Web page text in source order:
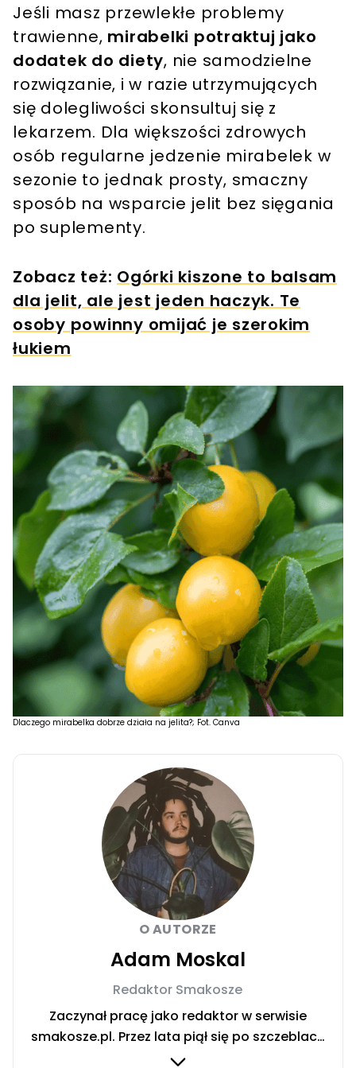
Jeśli masz przewlekłe problemy
trawienne, mirabelki potraktuj jako
dodatek do diety, nie samodzielne
rozwiązanie, i w razie utrzymujących
się dolegliwości skonsultuj się z
lekarzem. Dla większości zdrowych
osób regularne jedzenie mirabelek w
sezonie to jednak prosty, smaczny
sposób na wsparcie jelit bez sięgania
po suplementy.
Zobacz też: Ogórki kiszone to balsam
dla jelit, ale jest jeden haczyk. Te
osoby powinny omijać je szerokim
łukiem
Dlaczego mirabelka dobrze działa na jelita?; Fot. Canva
O AUTORZE
Adam Moskal
Redaktor Smakosze
Zaczynał pracę jako redaktor w serwisie
smakosze.pl. Przez lata piął się po szczeblach
przez stanowiska wydawnicze, w serwisach